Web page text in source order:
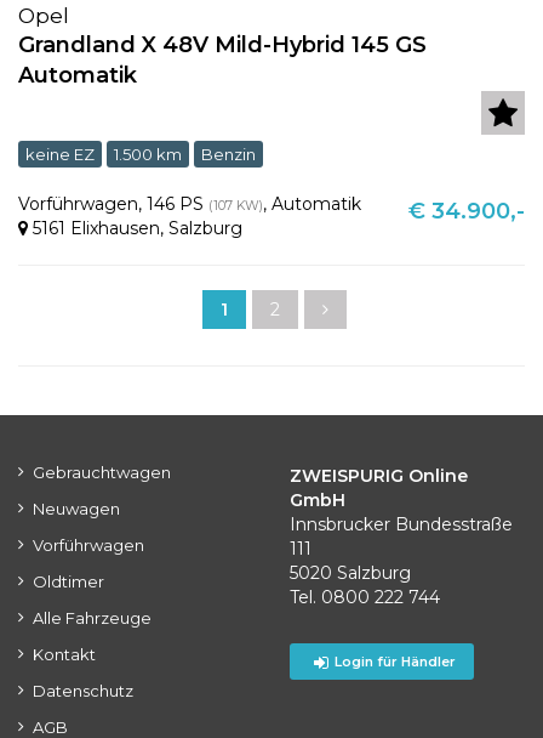
Opel
Grandland X 48V Mild-Hybrid 145 GS
Automatik
keine EZ 1.500 km Benzin
Vorführwagen, 146 PS (107 KW), Automatik
5161 Elixhausen, Salzburg
€ 34.900,-
1 2
Gebrauchtwagen
Neuwagen
Vorführwagen
Oldtimer
Alle Fahrzeuge
Kontakt
Datenschutz
AGB
ZWEISPURIG Online
GmbH
Innsbrucker Bundesstraße
111
5020 Salzburg
Tel. 0800 222 744
Login für Händler